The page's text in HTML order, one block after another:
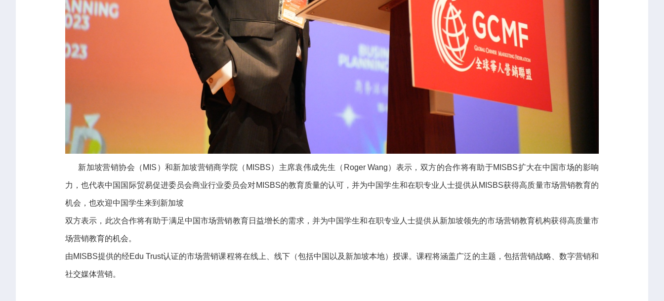
新加坡营销协会（MIS）和新加坡营销商学院（MISBS）主席袁伟成先生（Roger Wang）表示，双方的合作将有助于MISBS扩大在中国市场的影响
力，也代表中国国际贸易促进委员会商业行业委员会对MISBS的教育质量的认可，并为中国学生和在职专业人士提供从MISBS获得高质量市场营销教育的
机会，也欢迎中国学生来到新加坡
双方表示，此次合作将有助于满足中国市场营销教育日益增长的需求，并为中国学生和在职专业人士提供从新加坡领先的市场营销教育机构获得高质量市
场营销教育的机会。
由MISBS提供的经Edu Trust认证的市场营销课程将在线上、线下（包括中国以及新加坡本地）授课。课程将涵盖广泛的主题，包括营销战略、数字营销和
社交媒体营销。